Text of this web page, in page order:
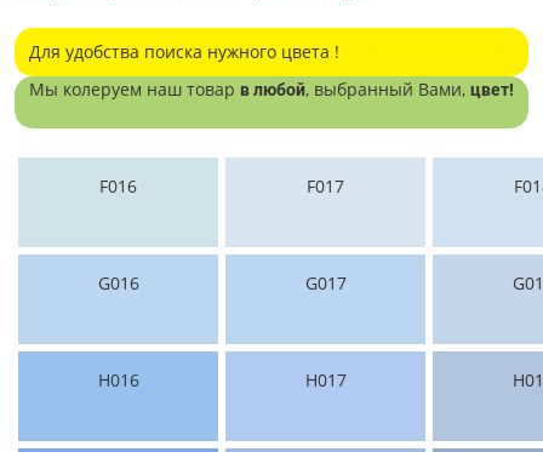
Для удобства поиска нужного цвета !
Мы колеруем наш товар в любой, выбранный Вами, цвет!
F016 F017
G016 G017
H016 H017